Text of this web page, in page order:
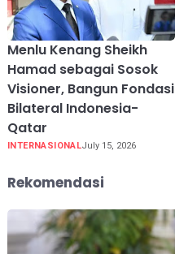
Menlu Kenang Sheikh
Hamad sebagai Sosok
Visioner, Bangun Fondasi
Bilateral Indonesia-
Qatar
INTERNASIONALJuly 15, 2026
Rekomendasi